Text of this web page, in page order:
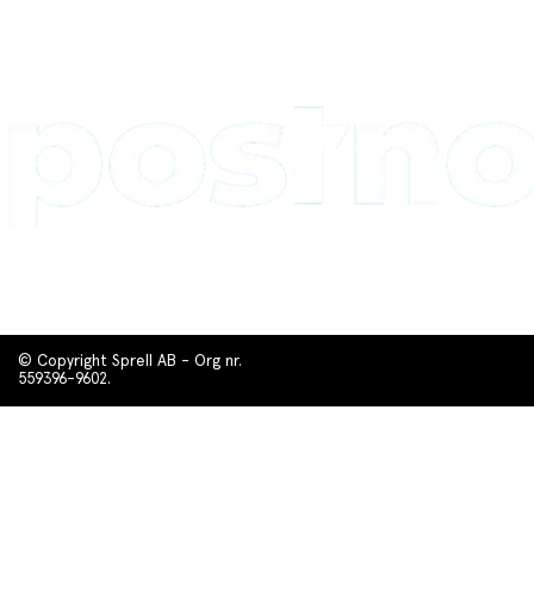
© Copyright Sprell AB - Org nr.
559396-9602.